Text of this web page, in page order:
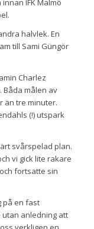
IFK Malmö
halvlek. En
till Sami Güngör
Charlez
Båda målen av
än tre minuter.
(!) utspark
svårspelad plan.
vi gick lite rakare
fortsatte sin
på en fast
utan anledning att